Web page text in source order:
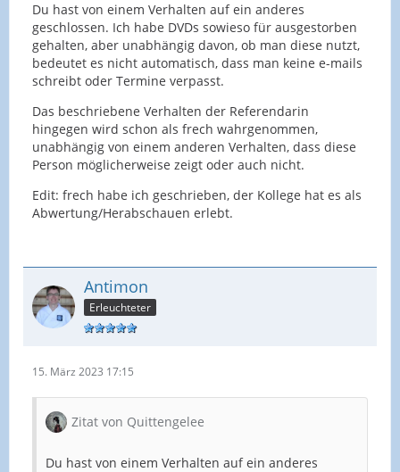
Du hast von einem Verhalten auf ein anderes
geschlossen. Ich habe DVDs sowieso für ausgestorben
gehalten, aber unabhängig davon, ob man diese nutzt,
bedeutet es nicht automatisch, dass man keine e-mails
schreibt oder Termine verpasst.
Das beschriebene Verhalten der Referendarin
hingegen wird schon als frech wahrgenommen,
unabhängig von einem anderen Verhalten, dass diese
Person möglicherweise zeigt oder auch nicht.
Edit: frech habe ich geschrieben, der Kollege hat es als
Abwertung/Herabschauen erlebt.
Antimon
Erleuchteter
15. März 2023 17:15
Zitat von Quittengelee
Du hast von einem Verhalten auf ein anderes